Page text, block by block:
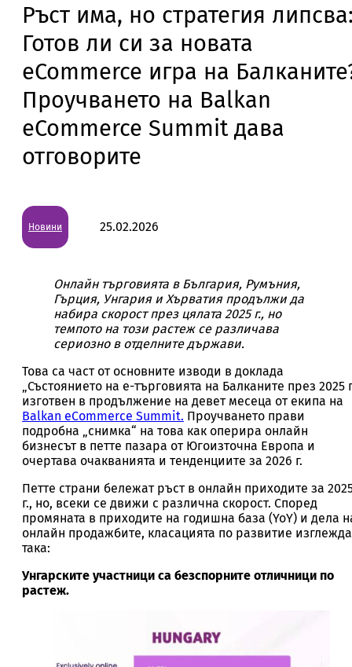
Ръст има, но стратегия
Готов ли си за новата
eCommerce игра на
Проучването на Balkan
eCommerce Summit дава
отговорите
Новини 25.02.2026
Онлайн търговията в България, Румъния,
Гърция, Унгария и Хърватия продължи да
набира скорост през цялата 2025 г., но
темпото на този растеж се различава
сериозно в отделните държави.
Това са част от основните изводи в доклада
„Състоянието на е-търговията на Балканите през 2025
изготвен в продължение на девет месеца от екипа на
Balkan eCommerce Summit. Проучването прави
подробна „снимка“ на това как оперира онлайн
бизнесът в петте пазара от Югоизточна Европа и
очертава очакванията и тенденциите за 2026 г.
Петте страни бележат ръст в онлайн приходите за
г., но, всеки се движи с различна скорост. Според
промяната в приходите на годишна база (YoY) и дела
онлайн продажбите, класацията по развитие изглежда
така:
Унгарските участници са безспорните отличници по
растеж.